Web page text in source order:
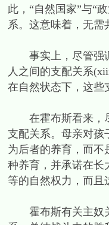
此，“自然国家”与“
系。这意味着，无需
事实上，尽管强调
人之间的支配关系
在自然状态下，这些
在霍布斯看来，尽
支配关系。母亲对孩
为后者的养育，而不
种养育，并承诺在长
等的自然权力，而且
霍布斯有关主奴关